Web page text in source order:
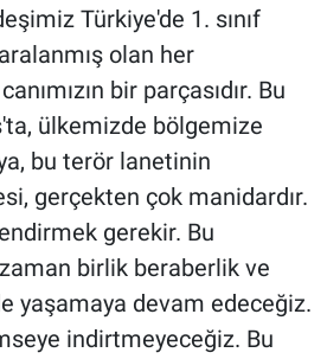
Türkiye'de 1. sınıf
olan her
bir parçasıdır. Bu
ülkemizde bölgemize
bu terör lanetinin
gerçekten çok manidardır.
gerekir. Bu
birlik beraberlik ve
yaşamaya devam edeceğiz.
indirtmeyeceğiz. Bu